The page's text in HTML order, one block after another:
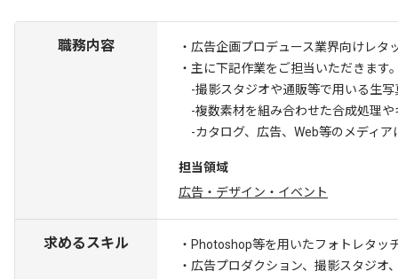
職務内容
・広告企画プロデュース業界向けレ
・主に下記作業をご担当いただきます
-撮影スタジオや通販等で用いる生写
-複数素材を組み合わせた合成処理
-カタログ、広告、Web等のメディア
担当領域
広告・デザイン・イベント
求めるスキル
・Photoshop等を用いたフォトレタッ
・広告プロダクション、撮影スタジ